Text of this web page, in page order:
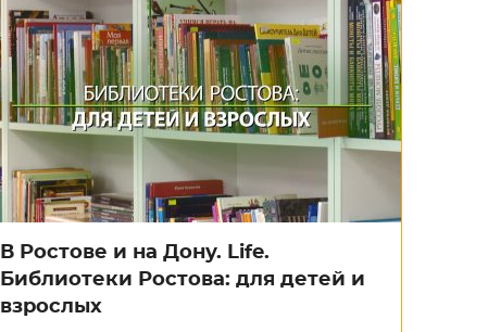
В Ростове и на Дону. Life.
Библиотеки Ростова: для детей и
взрослых